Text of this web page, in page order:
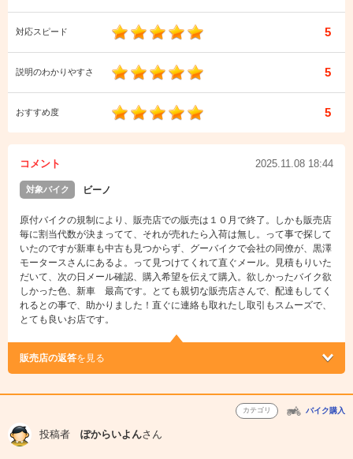
対応スピード 5
説明のわかりやすさ 5
おすすめ度 5
コメント 2025.11.08 18:44
対象バイク ビーノ
原付バイクの規制により、販売店での販売は１０月で終了。しかも販売店
毎に割当代数が決まってて、それが売れたら入荷は無し。って事で探して
いたのですが新車も中古も見つからず、グーバイクで会社の同僚が、黒澤
モータースさんにあるよ。って見つけてくれて直ぐメール。見積もりいた
だいて、次の日メール確認、購入希望を伝えて購入。欲しかったバイク欲
しかった色、新車 最高です。とても親切な販売店さんで、配達もしてく
れるとの事で、助かりました！直ぐに連絡も取れたし取引もスムーズで、
とても良いお店です。
販売店の返答を見る
カテゴリ バイク購入
投稿者 ぽからいよんさん